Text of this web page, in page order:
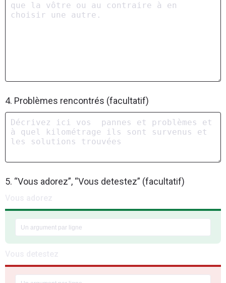
4. Problèmes rencontrés (facultatif)
5. “Vous adorez”, “Vous detestez” (facultatif)